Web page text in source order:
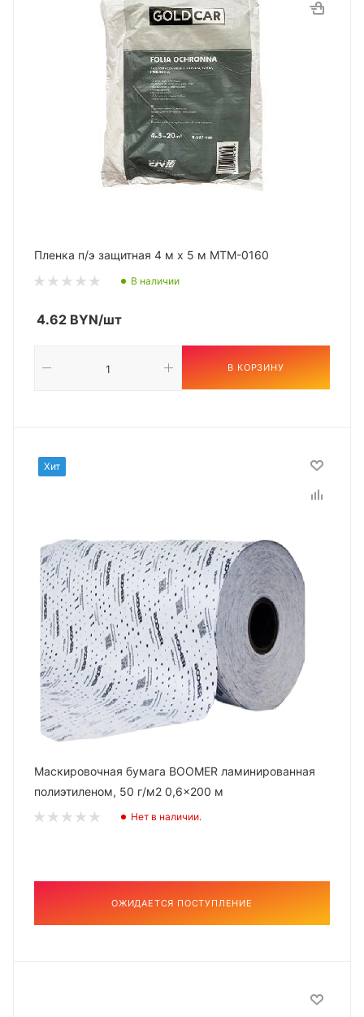
Пленка п/э защитная 4 м х 5 м MTM-0160
В наличии
4.62 BYN/шт
В КОРЗИНУ
Хит
Маскировочная бумага BOOMER ламинированная
полиэтиленом, 50 г/м2 0,6x200 м
Нет в наличии.
ОЖИДАЕТСЯ ПОСТУПЛЕНИЕ